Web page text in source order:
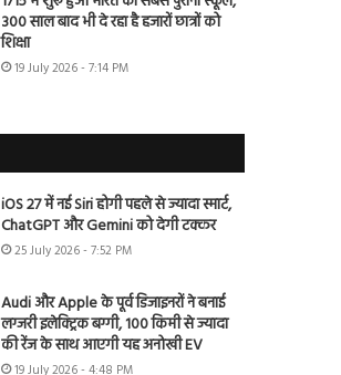
300 साल बाद भी दे रहा है हजारों छात्रों को
शिक्षा
19 July 2026 - 7:14 PM
iOS 27 में नई Siri होगी पहले से ज्यादा स्मार्ट,
ChatGPT और Gemini को देगी टक्कर
25 July 2026 - 7:52 PM
Audi और Apple के पूर्व डिजाइनरों ने बनाई
लग्जरी इलेक्ट्रिक बग्गी, 100 किमी से ज्यादा
की रेंज के साथ आएगी यह अनोखी EV
19 July 2026 - 4:48 PM